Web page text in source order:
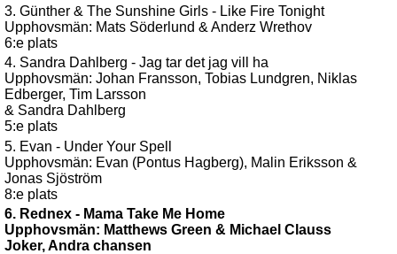
3. Günther & The Sunshine Girls - Like Fire Tonight
Upphovsmän: Mats Söderlund & Anderz Wrethov
6:e plats
4. Sandra Dahlberg - Jag tar det jag vill ha
Upphovsmän: Johan Fransson, Tobias Lundgren, Niklas
Edberger, Tim Larsson
& Sandra Dahlberg
5:e plats
5. Evan - Under Your Spell
Upphovsmän: Evan (Pontus Hagberg), Malin Eriksson &
Jonas Sjöström
8:e plats
6. Rednex - Mama Take Me Home
Upphovsmän: Matthews Green & Michael Clauss
Joker, Andra chansen